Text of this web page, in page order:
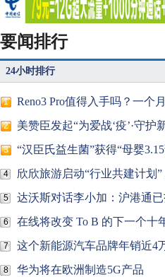
要闻排行
24小时排行
1 Reno3 Pro值得入手吗？一个
2 美赞臣发起“为爱战‘疫’·守
3 “汉臣氏益生菌”获得“母婴
4 欣欣旅游启动“行业共建计划
5 达沃斯对话李小加：沪港通
6 在线将改变 To B 的下一个十
7 这个新能源汽车品牌年销近4
8 华为将在欧洲制造5G产品